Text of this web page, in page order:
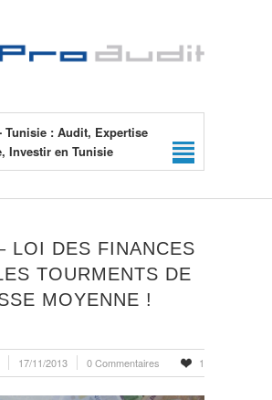
Tunisie : Audit, Expertise
Investir en Tunisie
LOI DES FINANCES
TOURMENTS DE
MOYENNE !
17/11/2013 0 Commentaires 1